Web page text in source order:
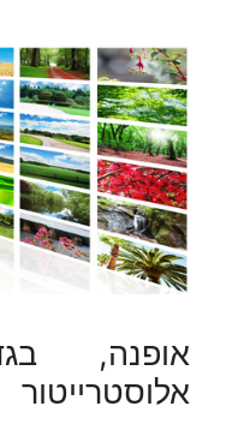
אופנה,
אלוסטרייטור